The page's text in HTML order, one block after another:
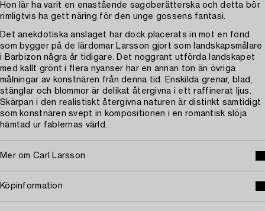
Hon lär ha varit en enastående sagoberätterska och detta bör
rimligtvis ha gett näring för den unge gossens fantasi.
Det anekdotiska anslaget har dock placerats in mot en fond
som bygger på de lärdomar Larsson gjort som landskapsmålare
i Barbizon några år tidigare. Det noggrant utförda landskapet
med kallt grönt i flera nyanser har en annan ton än övriga
målningar av konstnären från denna tid. Enskilda grenar, blad,
stänglar och blommor är delikat återgivna i ett raffinerat ljus.
Skärpan i den realistiskt återgivna naturen är distinkt samtidigt
som konstnären svept in kompositionen i en romantisk slöja
hämtad ur fablernas värld.
Mer om Carl Larsson
Köpinformation